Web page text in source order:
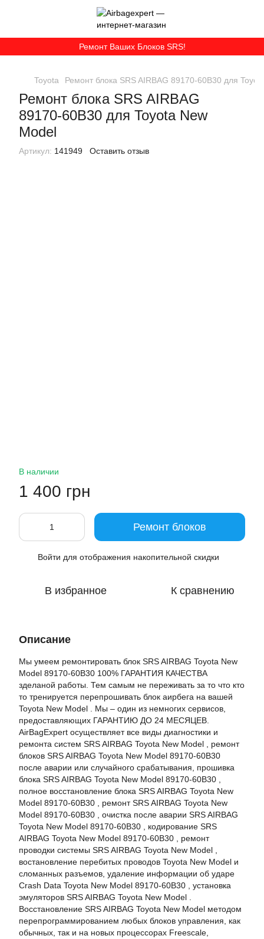
Ремонт Ваших Блоков SRS!
Toyota Ремонт блока SRS AIRBAG 89170-60B30 для
Ремонт блока SRS AIRBAG
89170-60B30 для Toyota New
Model
Артикул: 141949 Оставить отзыв
В наличии
1 400 грн
Ремонт блоков
Войти для отображения накопительной скидки
В избранное К сравнению
Описание
Мы умеем ремонтировать блок SRS AIRBAG Toyota New
Model 89170-60B30 100% ГАРАНТИЯ КАЧЕСТВА
зделаной работы. Тем самым не переживать за то что кто
то тренируется перепрошивать блок аирбега на вашей
Toyota New Model . Мы – один из немногих сервисов,
предоставляющих ГАРАНТИЮ ДО 24 МЕСЯЦЕВ.
AirBagExpert осуществляет все виды диагностики и
ремонта систем SRS AIRBAG Toyota New Model , ремонт
блоков SRS AIRBAG Toyota New Model 89170-60B30
после аварии или случайного срабатывания, прошивка
блока SRS AIRBAG Toyota New Model 89170-60B30 ,
полное восстановление блока SRS AIRBAG Toyota New
Model 89170-60B30 , ремонт SRS AIRBAG Toyota New
Model 89170-60B30 , очистка после аварии SRS AIRBAG
Toyota New Model 89170-60B30 , кодирование SRS
AIRBAG Toyota New Model 89170-60B30 , ремонт
проводки системы SRS AIRBAG Toyota New Model ,
востановление перебитых проводов Toyota New Model и
сломанных разъемов, удаление информации об ударе
Crash Data Toyota New Model 89170-60B30 , установка
эмуляторов SRS AIRBAG Toyota New Model .
Восстановление SRS AIRBAG Toyota New Model методом
перепрограммированием любых блоков управления, как
обычных, так и на новых процессорах Freescale,